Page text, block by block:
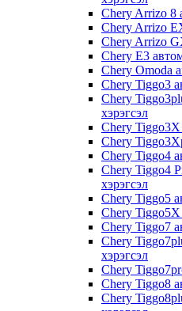
Chery Arrizo 8
Chery Arrizo
Chery Arrizo
Chery E3
Chery Omoda
Chery Tiggo3
Chery
хэрэгсэл
Chery Tiggo3X
Chery
Chery Tiggo4
Chery Tiggo4
хэрэгсэл
Chery Tiggo5
Chery Tiggo5X
Chery Tiggo7
Chery
хэрэгсэл
Chery
Chery Tiggo8
Chery